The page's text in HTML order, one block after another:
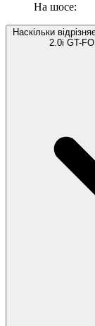
На шосе:
Наскільки
2.0i GT-